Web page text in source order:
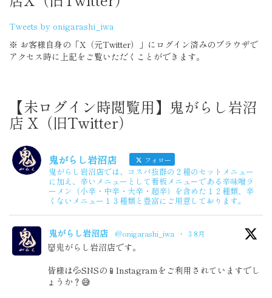
Tweets by onigarashi_iwa
※ お客様自身の「X（元Twitter）」にログイン済みのブラウザで
アクセス時に上記をご覧いただくことができます。
【未ログイン時閲覧用】鬼がらし岩沼
店 X（旧Twitter）
鬼がらし岩沼店 フォロー
鬼がらし岩沼店では、コスパ抜群の２種のセットメニュー
に加え、辛いメニューとして看板メニューである辛味噌ラ
ーメン（小辛・中辛・大辛・超辛）を含めた１２種類、辛
くないメニュー１３種類と豊富にご用意しております。
鬼がらし岩沼店 @onigarashi_iwa · 3 8月
👹鬼がらし岩沼店です。
皆様は💦SNSの📱Instagramをご利用されていますでし
ょうか？😅